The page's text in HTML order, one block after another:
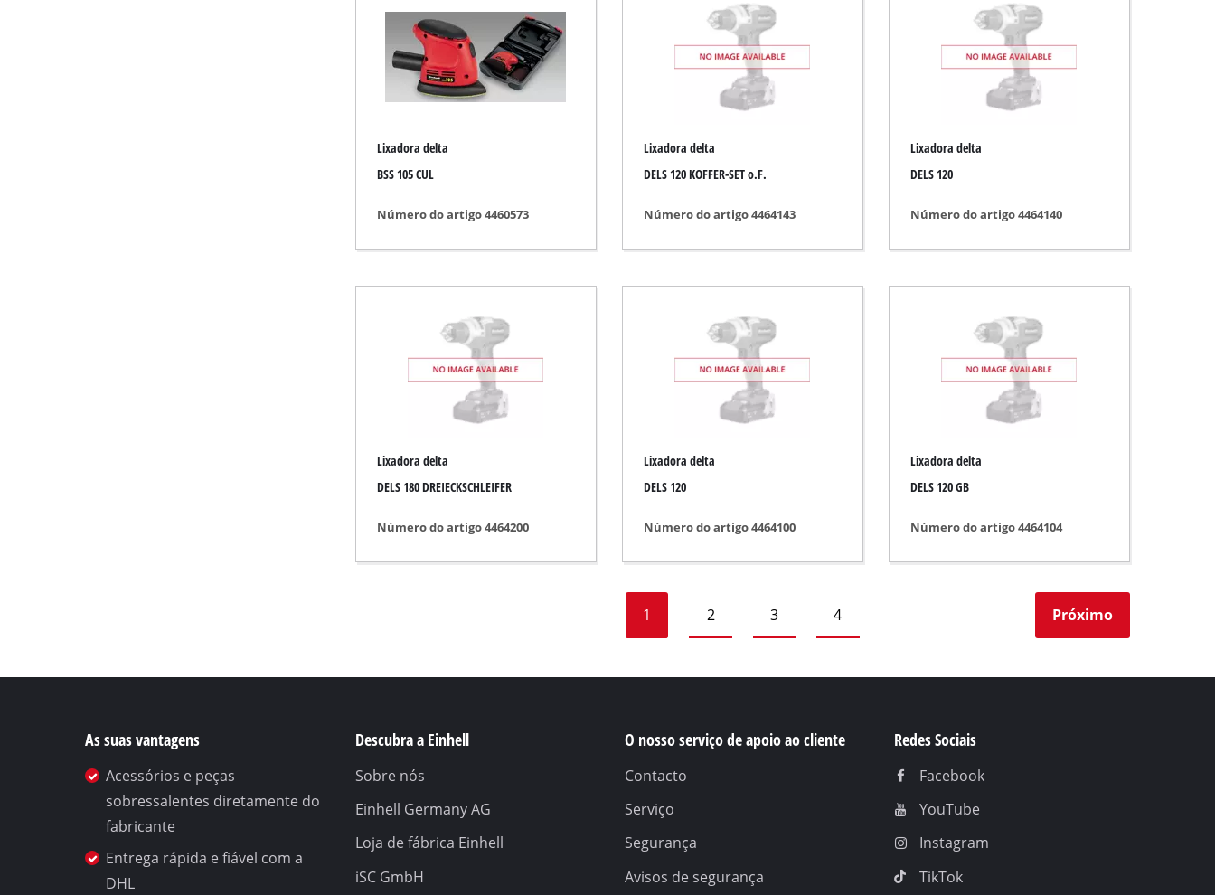
Elevação / reboque de veículos
Outro equipamento
Máquina de varrer
Lixadora delta
BSS 105 CUL
Número do artigo 4460573
Lixadora delta
DELS 120 KOFFER-SET o.F.
Número do artigo 4464143
Lixadora delta
DELS 120
Número do artigo 4464140
Lixadora delta
DELS 180 DREIECKSCHLEIFER
Número do artigo 4464200
Lixadora delta
DELS 120
Número do artigo 4464100
Lixadora delta
DELS 120 GB
Número do artigo 4464104
1 2 3 4 Próximo
As suas vantagens
Acessórios e peças
sobressalentes diretamente do
fabricante
Entrega rápida e fiável com a
DHL
Descubra a Einhell
Sobre nós
Einhell Germany AG
Loja de fábrica Einhell
iSC GmbH
O nosso serviço de apoio ao cliente
Contacto
Serviço
Segurança
Avisos de segurança
Redes Sociais
Facebook
YouTube
Instagram
TikTok